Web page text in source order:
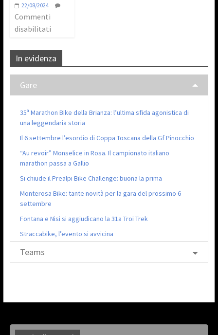
22/08/2024
Commenti
disabilitati
In evidenza
Gare
35ª Marathon Bike della Brianza: l’ultima sfida agonistica di
una leggendaria storia
Il 6 settembre l’esordio di Coppa Toscana della Gf Pinocchio
“Au revoir” Monselice in Rosa. Il campionato italiano
marathon passa a Gallio
Si chiude il Prealpi Bike Challenge: buona la prima
Monterosa Bike: tante novità per la gara del prossimo 6
settembre
Fontana e Nisi si aggiudicano la 31a Troi Trek
Straccabike, l’evento si avvicina
Teams